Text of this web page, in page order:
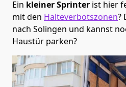
Ein kleiner Sprinter ist hier
mit den Halteverbotszonen?
nach Solingen und kannst
Haustür parken?